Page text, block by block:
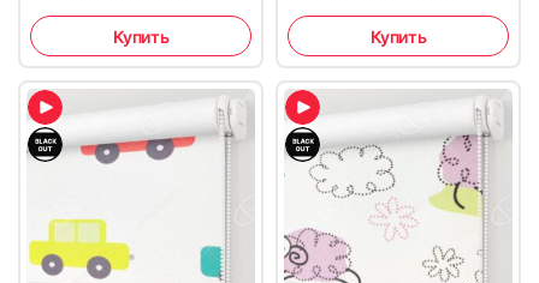
Купить Купить